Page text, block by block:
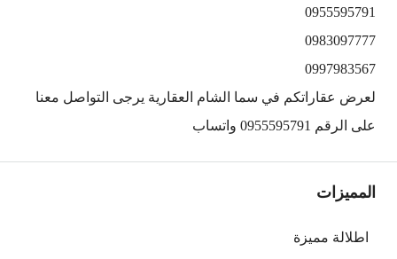
0955595791
0983097777
0997983567
لعرض عقاراتكم في سما الشام العقارية يرجى التواصل معنا
على الرقم 0955595791 واتساب
المميزات
اطلالة مميزة